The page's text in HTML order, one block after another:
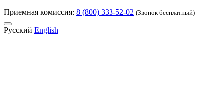
Приемная комиссия: 8 (800) 333-52-02 (Звонок бесплатный)
Русский English